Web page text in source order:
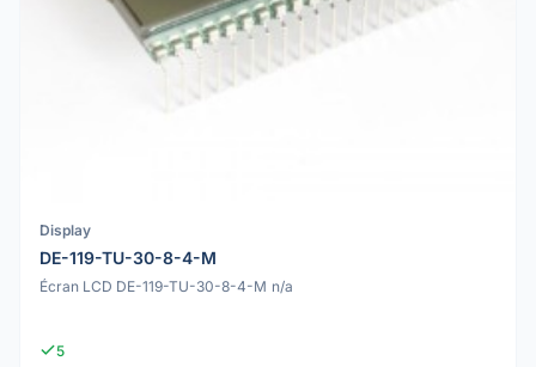
Display
DE-119-TU-30-8-4-M
Écran LCD DE-119-TU-30-8-4-M n/a
5